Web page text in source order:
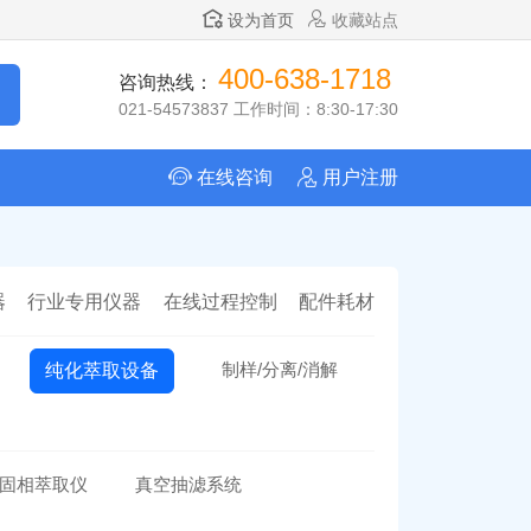
设为首页 收藏站点
咨询热线： 400-638-1718
021-54573837 工作时间：8:30-17:30
在线咨询 用户注册
行业专用仪器 在线过程控制 配件耗材
纯化萃取设备 制样/分离/消解
固相萃取仪 真空抽滤系统